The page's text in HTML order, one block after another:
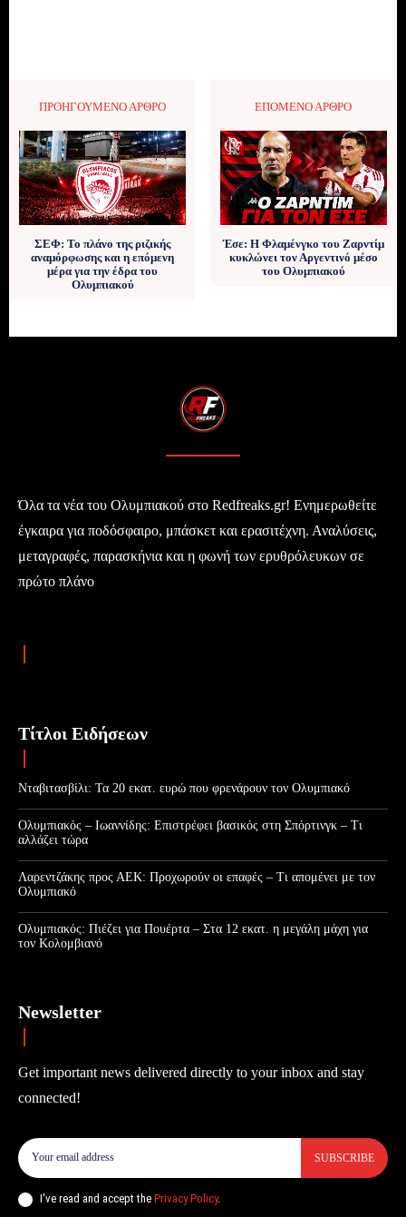
ΠΡΟΗΓΟΎΜΕΝΟ ΆΡΘΡΟ
ΣΕΦ: Το πλάνο της ριζικής
αναμόρφωσης και η επόμενη
μέρα για την έδρα του
Ολυμπιακού
ΕΠΌΜΕΝΟ ΆΡΘΡΟ
Έσε: Η Φλαμένγκο του Ζαρντίμ
κυκλώνει τον Αργεντινό μέσο
του Ολυμπιακού
Όλα τα νέα του Ολυμπιακού στο Redfreaks.gr! Ενημερωθείτε
έγκαιρα για ποδόσφαιρο, μπάσκετ και ερασιτέχνη. Αναλύσεις,
μεταγραφές, παρασκήνια και η φωνή των ερυθρόλευκων σε
πρώτο πλάνο
Τίτλοι Ειδήσεων
Νταβιτασβίλι: Τα 20 εκατ. ευρώ που φρενάρουν τον Ολυμπιακό
Ολυμπιακός – Ιωαννίδης: Επιστρέφει βασικός στη Σπόρτινγκ – Τι
αλλάζει τώρα
Λαρεντζάκης προς ΑΕΚ: Προχωρούν οι επαφές – Τι απομένει με τον
Ολυμπιακό
Ολυμπιακός: Πιέζει για Πουέρτα – Στα 12 εκατ. η μεγάλη μάχη για
τον Κολομβιανό
Newsletter
Get important news delivered directly to your inbox and stay
connected!
SUBSCRIBE
I've read and accept the Privacy Policy.